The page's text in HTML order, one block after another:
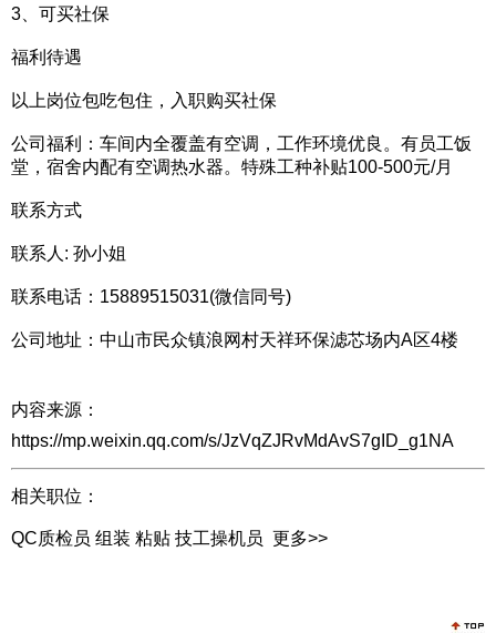
3、可买社保
福利待遇
以上岗位包吃包住，入职购买社保
公司福利：车间内全覆盖有空调，工作环境优良。有员工饭
堂，宿舍内配有空调热水器。特殊工种补贴100-500元/月
联系方式
联系人: 孙小姐
联系电话：15889515031(微信同号)
公司地址：中山市民众镇浪网村天祥环保滤芯场内A区4楼
内容来源：
https://mp.weixin.qq.com/s/JzVqZJRvMdAvS7gID_g1NA
相关职位：
QC质检员 组装 粘贴 技工操机员 更多>>